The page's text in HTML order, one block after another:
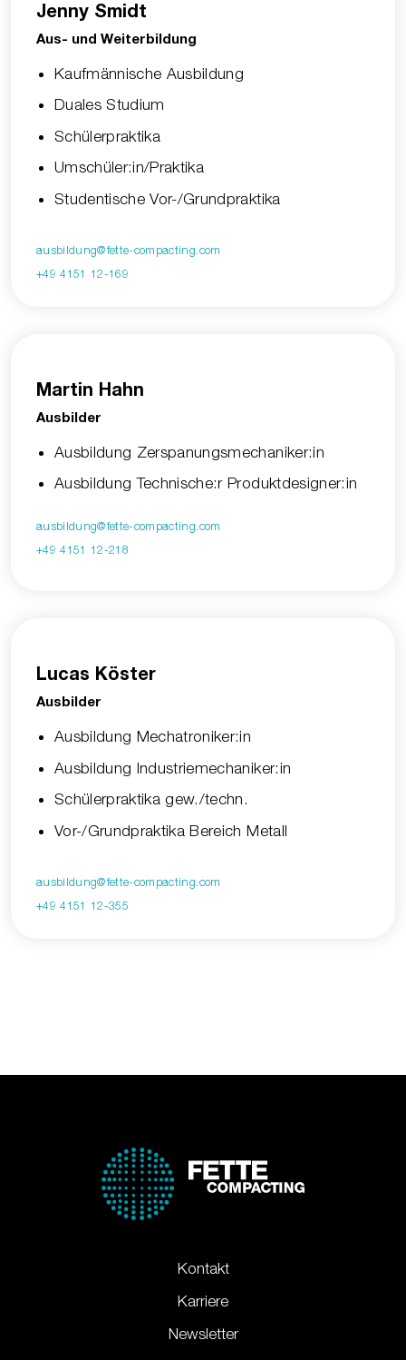
Jenny Smidt
Aus- und Weiterbildung
Kaufmännische Ausbildung
Duales Studium
Schülerpraktika
Umschüler:in/Praktika
Studentische Vor-/Grundpraktika
ausbildung@fette-compacting.com
+49 4151 12-169
Martin Hahn
Ausbilder
Ausbildung Zerspanungsmechaniker:in
Ausbildung Technische:r Produktdesigner:in
ausbildung@fette-compacting.com
+49 4151 12-218
Lucas Köster
Ausbilder
Ausbildung Mechatroniker:in
Ausbildung Industriemechaniker:in
Schülerpraktika gew./techn.
Vor-/Grundpraktika Bereich Metall
ausbildung@fette-compacting.com
+49 4151 12-355
Kontakt
Karriere
Newsletter